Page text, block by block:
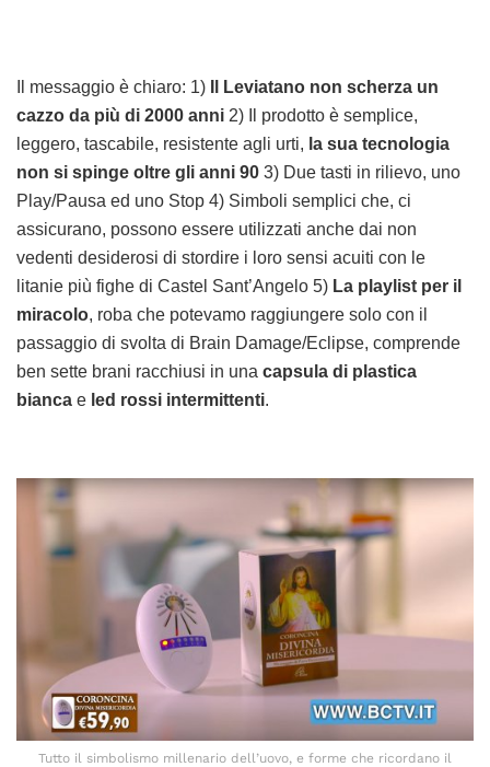
Il messaggio è chiaro: 1)
Il Leviatano non scherza un
cazzo da più di 2000 anni 2) Il prodotto è semplice,
leggero, tascabile, resistente agli urti, la sua tecnologia
non si spinge oltre gli anni 90 3) Due tasti in rilievo, uno
Play/Pausa ed uno Stop 4) Simboli semplici che, ci
assicurano, possono essere utilizzati anche dai non
vedenti desiderosi di stordire i loro sensi acuiti con le
litanie più fighe di Castel Sant’Angelo 5) La playlist per il
miracolo, roba che potevamo raggiungere solo con il
passaggio di svolta di Brain Damage/Eclipse, comprende
ben sette brani racchiusi in una capsula di plastica
bianca e led rossi intermittenti.
Tutto il simbolismo millenario dell’uovo, e forme che ricordano il